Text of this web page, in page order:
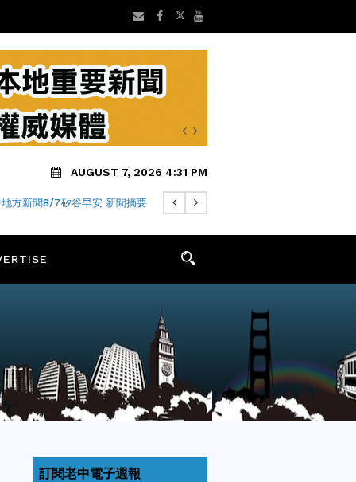
AUGUST 7, 2026 4:31 PM
地方新聞8/7矽谷早安 新聞摘要
訂閱老中電子週報